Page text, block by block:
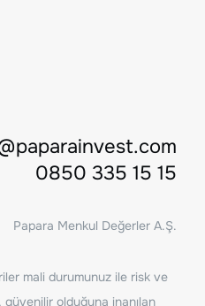
0850 335 15 15
Papara Menkul Değerler A.Ş.
mali durumunuz ile risk ve
olduğuna inanılan